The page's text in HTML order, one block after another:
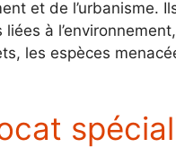
et de l’urbanisme.
à
les espèces